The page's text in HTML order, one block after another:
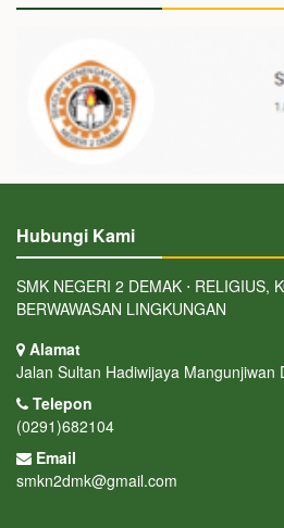
Hubungi Kami
SMK NEGERI 2 DEMAK ⋅ RELIGIUS,
BERWAWASAN LINGKUNGAN
Alamat
Jalan Sultan Hadiwijaya Mangunjiwan
Telepon
(0291)682104
Email
smkn2dmk@gmail.com